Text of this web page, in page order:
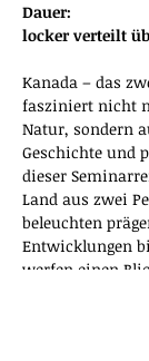
Dauer: 			3–4 Seminartage,
locker verteilt
Kanada – das
fasziniert nicht
Natur, sondern
Geschichte und
dieser
Land aus zwei
beleuchten
Entwicklungen
werfen einen